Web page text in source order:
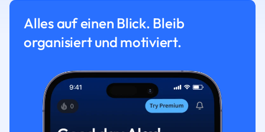
Alles auf einen Blick. Bleib
organisiert und motiviert.